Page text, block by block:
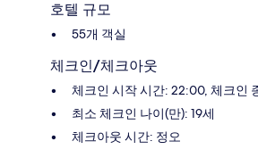
호텔 규모
55개 객실
체크인/체크아웃
체크인 시작 시간: 22:00, 체크인
최소 체크인 나이(만): 19세
체크아웃 시간: 정오